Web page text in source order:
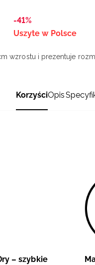
-41%
Uszyte w Polsce
wzrostu i prezentuje
KorzyściOpis
– szybkie